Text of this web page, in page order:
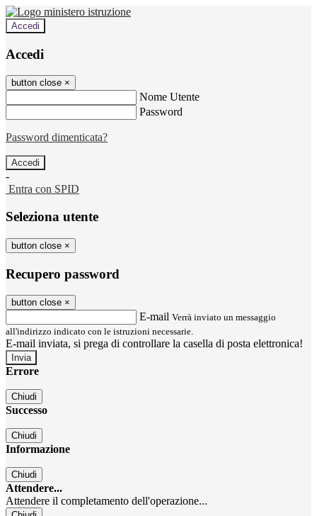
Accedi
Accedi
button close ×
Nome Utente
Password
Password dimenticata?
-
Entra con SPID
Seleziona utente
button close ×
Recupero password
button close ×
E-mail Verrà inviato un messaggio
all'indirizzo indicato con le istruzioni necessarie.
E-mail inviata, si prega di controllare la casella di posta elettronica!
Errore
Chiudi
Successo
Chiudi
Informazione
Chiudi
Attendere...
Attendere il completamento dell'operazione...